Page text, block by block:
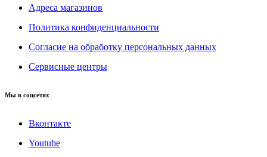
Адреса магазинов
Политика конфиденциальности
Согласие на обработку персональных данных
Сервисные центры
Мы в соцсетях
Вконтакте
Youtube